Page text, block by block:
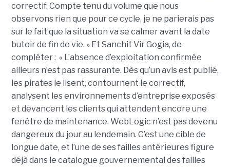
correctif. Compte tenu du volume que nous
observons rien que pour ce cycle, je ne parierais pas
sur le fait que la situation va se calmer avant la date
butoir de fin de vie. » Et Sanchit Vir Gogia, de
compléter : « L’absence d’exploitation confirmée
ailleurs n’est pas rassurante. Dès qu’un avis est publié,
les pirates le lisent, contournent le correctif,
analysent les environnements d’entreprise exposés
et devancent les clients qui attendent encore une
fenêtre de maintenance. WebLogic n’est pas devenu
dangereux du jour au lendemain. C’est une cible de
longue date, et l’une de ses failles antérieures figure
déjà dans le catalogue gouvernemental des failles